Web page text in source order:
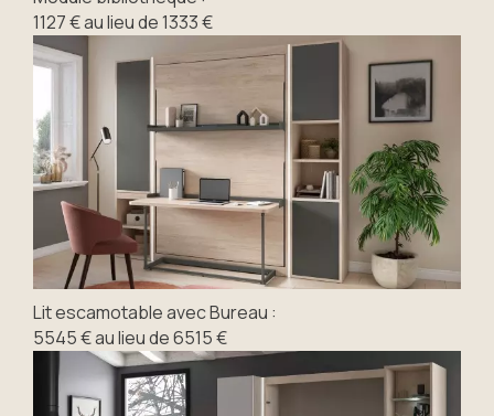
1127 € au lieu de 1333 €
Lit escamotable avec Bureau :
5545 € au lieu de 6515 €